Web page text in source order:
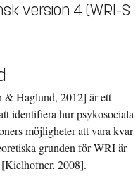
version 4 (WRI-S
Haglund, 2012] är ett
identifiera hur psykosociala
möjligheter att vara kvar
grunden för WRI är
2008].